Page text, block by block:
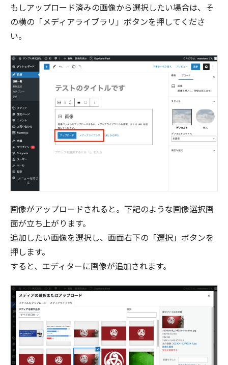
もしアップロード済みの画像から選択したい場合は、そ
の横の「メディアライブラリ」ボタンを押してくださ
い。
画像がアップロードされると。下記のような画像選択画
面が立ち上がります。
追加したい画像を選択し、画面右下の「選択」ボタンを
押します。
すると、エディターに画像が追加されます。